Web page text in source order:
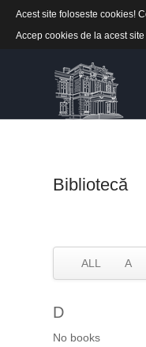
Bibliotecă
ALL A
D
No books
Acest site foloseste cookies!
Accep cookies de la acest site